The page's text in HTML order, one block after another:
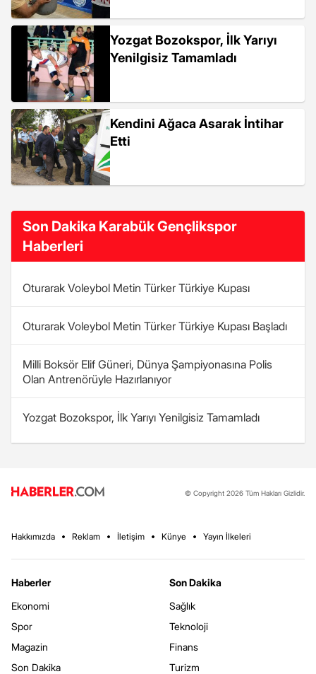
Yozgat Bozokspor, İlk Yarıyı
Yenilgisiz Tamamladı
Kendini Ağaca Asarak İntihar
Etti
Son Dakika Karabük Gençlikspor
Haberleri
Oturarak Voleybol Metin Türker Türkiye Kupası
Oturarak Voleybol Metin Türker Türkiye Kupası Başladı
Milli Boksör Elif Güneri, Dünya Şampiyonasına Polis
Olan Antrenörüyle Hazırlanıyor
Yozgat Bozokspor, İlk Yarıyı Yenilgisiz Tamamladı
© Copyright 2026 Tüm Hakları Gizlidir.
Hakkımızda Reklam İletişim Künye Yayın İlkeleri
Haberler
Ekonomi
Spor
Magazin
Son Dakika
Son Dakika
Sağlık
Teknoloji
Finans
Turizm